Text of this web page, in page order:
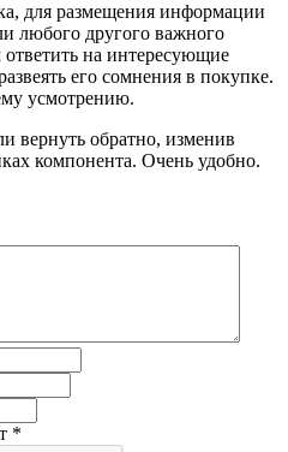
для размещения информации
любого другого важного
на интересующие
его сомнения в покупке.
усмотрению.
вернуть обратно, изменив
компонента. Очень удобно.
*